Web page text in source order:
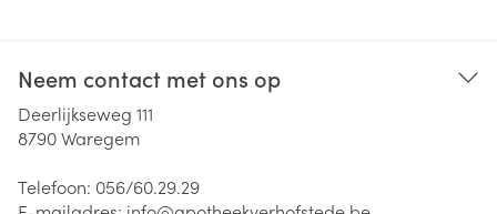
Neem contact met ons op
Deerlijkseweg 111
8790Waregem
Telefoon: 056/60.29.29